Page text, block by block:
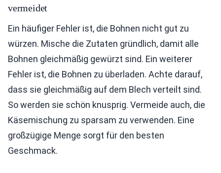
vermeidet
Ein häufiger Fehler ist, die Bohnen nicht gut zu
würzen. Mische die Zutaten gründlich, damit alle
Bohnen gleichmäßig gewürzt sind. Ein weiterer
Fehler ist, die Bohnen zu überladen. Achte darauf,
dass sie gleichmäßig auf dem Blech verteilt sind.
So werden sie schön knusprig. Vermeide auch, die
Käsemischung zu sparsam zu verwenden. Eine
großzügige Menge sorgt für den besten
Geschmack.